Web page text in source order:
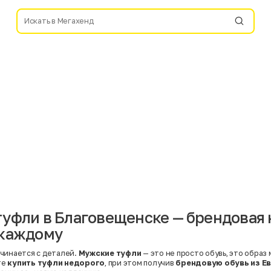
в Благовещенске — брендовая
с деталей. Мужские туфли — это не просто обувь, это
купить туфли недорого , при этом получив брендовую обувь из